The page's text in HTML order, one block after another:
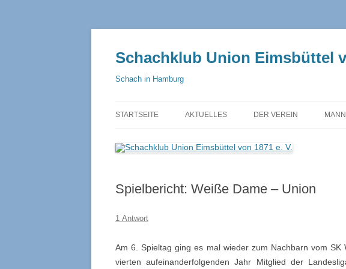
Schachklub Union Eimsbüttel
Schach in Hamburg
STARTSEITE AKTUELLES DER VEREIN
1. VORSITZENDE
5.
Spielbericht: Weiße Dame – Union
1 Antwort
Am 6. Spieltag ging es mal wieder zum Nachbarn vom
vierten aufeinanderfolgenden Jahr Mitglied der